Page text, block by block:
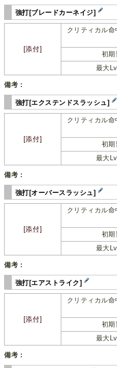
強打[ブレードカーネイジ]
[添付]
クリティカル
初
最大
備考：
強打[エクステンドスラッシュ]
[添付]
クリティカル
初期
最大
備考：
強打[オーバースラッシュ]
[添付]
クリティカル
初期
最大
備考：
強打[エアストライク]
[添付]
クリティカル
初期
最大
備考：